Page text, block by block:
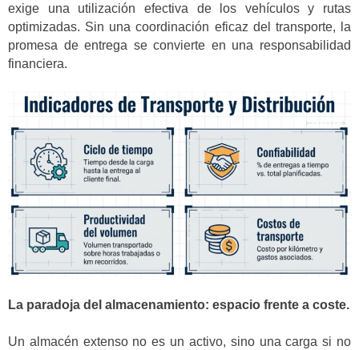
exige una utilización efectiva de los vehículos y rutas
optimizadas. Sin una coordinación eficaz del transporte, la
promesa de entrega se convierte en una responsabilidad
financiera.
La paradoja del almacenamiento: espacio frente a coste.
Un almacén extenso no es un activo, sino una carga si no